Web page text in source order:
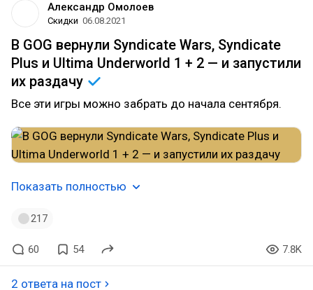
Александр Омолоев
Скидки 06.08.2021
В GOG вернули Syndicate Wars, Syndicate
Plus и Ultima Underworld 1 + 2 — и запустили
их раздачу
Все эти игры можно забрать до начала сентября.
Показать полностью
217
60 54 7.8K
2 ответа на пост